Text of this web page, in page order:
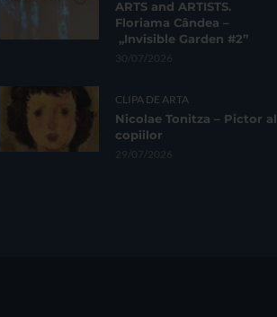
ARTS and ARTISTS.
Floriama Cândea –
„Invisible Garden #2”
30/07/2026
CLIPA DE ARTA
Nicolae Tonitza – Pictor al
copiilor
29/07/2026